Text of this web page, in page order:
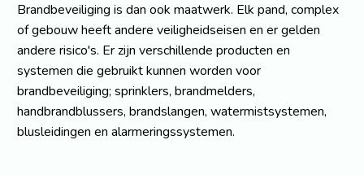
Brandbeveiliging is dan ook maatwerk. Elk pand, complex
of gebouw heeft andere veiligheidseisen en er gelden
andere risico's. Er zijn verschillende producten en
systemen die gebruikt kunnen worden voor
brandbeveiliging; sprinklers, brandmelders,
handbrandblussers, brandslangen, watermistsystemen,
blusleidingen en alarmeringssystemen.